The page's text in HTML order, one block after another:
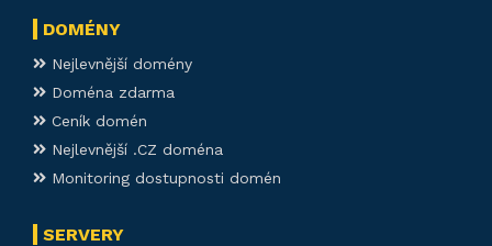
DOMÉNY
Nejlevnější domény
Doména zdarma
Ceník domén
Nejlevnější .CZ doména
Monitoring dostupnosti domén
SERVERY